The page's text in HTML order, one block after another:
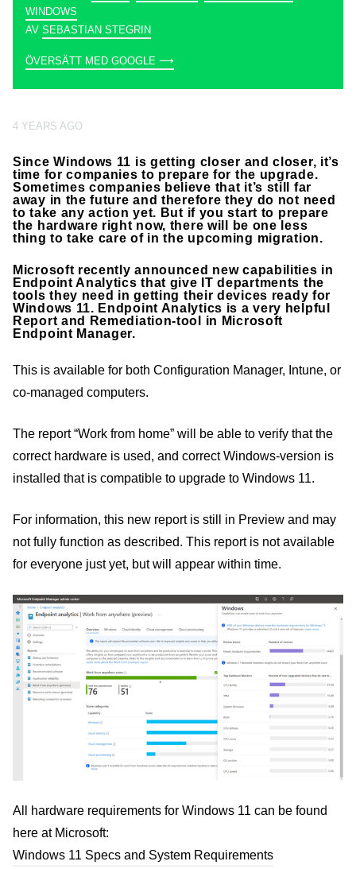
WINDOWS
AV SEBASTIAN STEGRIN
ÖVERSÄTT MED GOOGLE ⟶
4 YEARS AGO
Since Windows 11 is getting closer and closer, it’s
time for companies to prepare for the upgrade.
Sometimes companies believe that it’s still far
away in the future and therefore they do not need
to take any action yet. But if you start to prepare
the hardware right now, there will be one less
thing to take care of in the upcoming migration.
Microsoft recently announced new capabilities in
Endpoint Analytics that give IT departments the
tools they need in getting their devices ready for
Windows 11. Endpoint Analytics is a very helpful
Report and Remediation-tool in Microsoft
Endpoint Manager.
This is available for both Configuration Manager, Intune, or
co-managed computers.
The report “Work from home” will be able to verify that the
correct hardware is used, and correct Windows-version is
installed that is compatible to upgrade to Windows 11.
For information, this new report is still in Preview and may
not fully function as described. This report is not available
for everyone just yet, but will appear within time.
All hardware requirements for Windows 11 can be found
here at Microsoft:
Windows 11 Specs and System Requirements